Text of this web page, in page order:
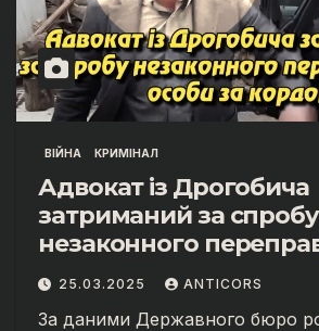
ВІЙНА КРИМІНАЛ
Адвокат із Дрогобича
затриманий за спробу
незаконного
особи за кордон
25.03.2025 ANTICORS
За даними Державного бюро